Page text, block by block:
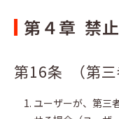
第４章 禁
第16条 （第三
ユーザーが、第三